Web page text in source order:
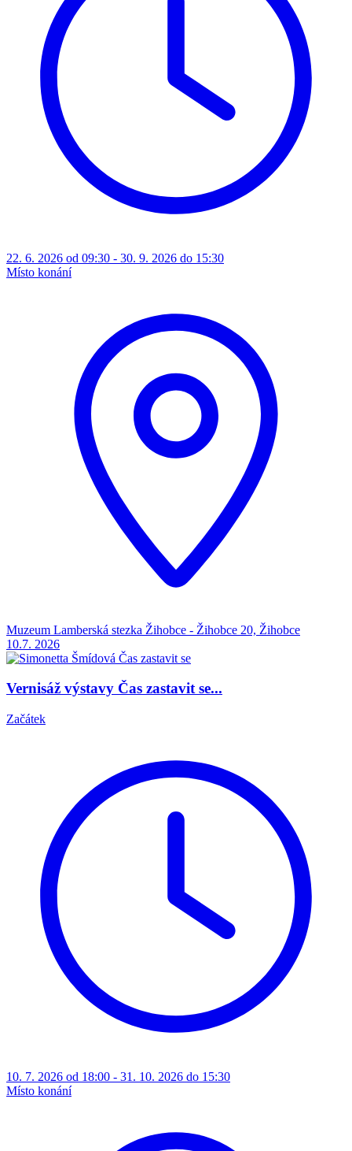
22. 6. 2026 od 09:30 - 30. 9. 2026 do 15:30
Místo konání
Muzeum Lamberská stezka Žihobce - Žihobce 20, Žihobce
10.7. 2026
Vernisáž výstavy Čas zastavit se...
Začátek
10. 7. 2026 od 18:00 - 31. 10. 2026 do 15:30
Místo konání